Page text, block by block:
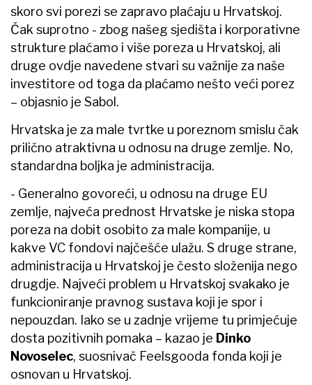
skoro svi porezi se zapravo plaćaju u Hrvatskoj.
Čak suprotno - zbog našeg sjedišta i korporativne
strukture plaćamo i više poreza u Hrvatskoj, ali
druge ovdje navedene stvari su važnije za naše
investitore od toga da plaćamo nešto veći porez
– objasnio je Sabol.
Hrvatska je za male tvrtke u poreznom smislu čak
prilično atraktivna u odnosu na druge zemlje. No,
standardna boljka je administracija.
- Generalno govoreći, u odnosu na druge EU
zemlje, najveća prednost Hrvatske je niska stopa
poreza na dobit osobito za male kompanije, u
kakve VC fondovi najčešće ulažu. S druge strane,
administracija u Hrvatskoj je često složenija nego
drugdje. Najveći problem u Hrvatskoj svakako je
funkcioniranje pravnog sustava koji je spor i
nepouzdan. Iako se u zadnje vrijeme tu primjećuje
dosta pozitivnih pomaka – kazao je Dinko
Novoselec, suosnivač Feelsgooda fonda koji je
osnovan u Hrvatskoj.